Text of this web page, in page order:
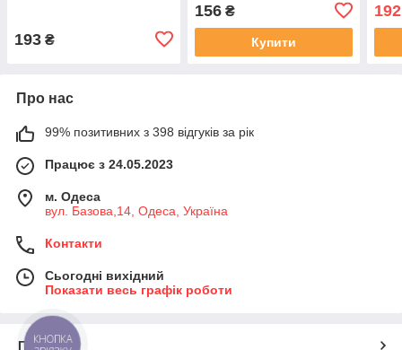
193 ₴
156₴
Купити
192
Про нас
99% позитивних з 398 відгуків за рік
Працює з 24.05.2023
м. Одеса
вул. Базова,14, Одеса, Україна
Контакти
Сьогодні вихідний
Показати весь графік роботи
Про нас
КНОПКА